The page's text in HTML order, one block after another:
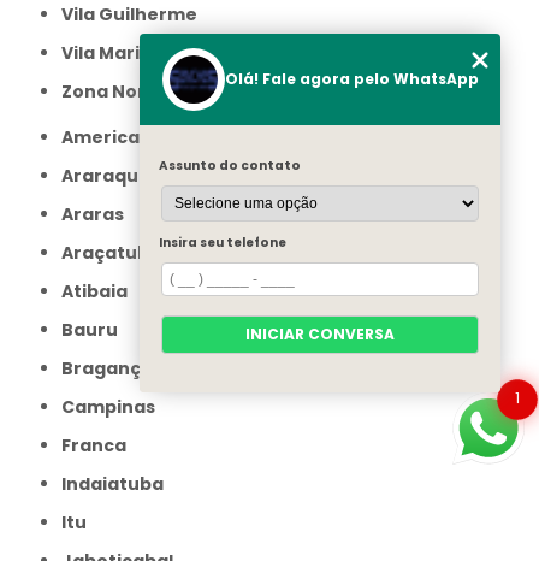
Vila Guilherme
Vila Maria
Zona Norte
Americana
Araraquara
Araras
Araçatuba
Atibaia
Bauru
Bragança Paulista
Campinas
Franca
Indaiatuba
Itu
1
Olá! Fale agora pelo WhatsApp
Assunto do contato
Insira seu telefone
INICIAR CONVERSA